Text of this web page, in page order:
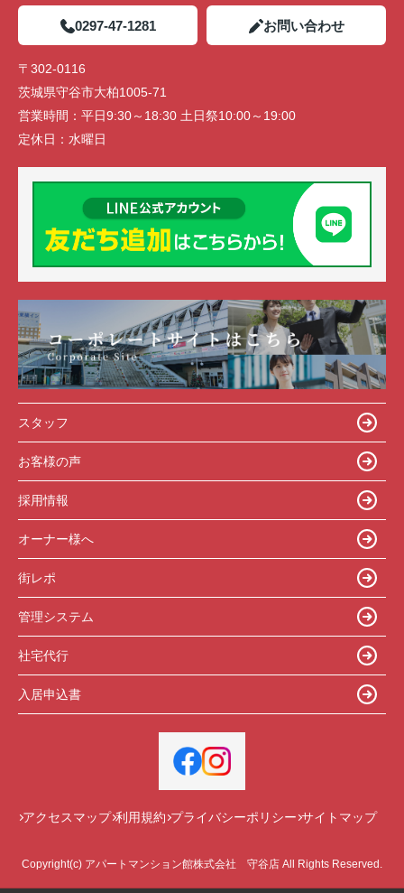
0297-47-1281 お問い合わせ
〒302-0116
茨城県守谷市大柏1005-71
営業時間： 平日9:30～18:30 土日祭10:00～19:00
定休日： 水曜日
スタッフ
お客様の声
採用情報
オーナー様へ
街レポ
管理システム
社宅代行
入居申込書
アクセスマップ 利用規約 プライバシーポリシー サイトマップ
Copyright(c) アパートマンション館株式会社 守谷店 All Rights Reserved.